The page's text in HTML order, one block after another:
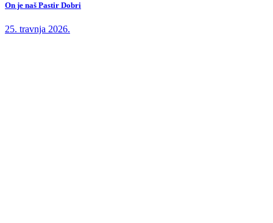
On je naš Pastir Dobri
25. travnja 2026.